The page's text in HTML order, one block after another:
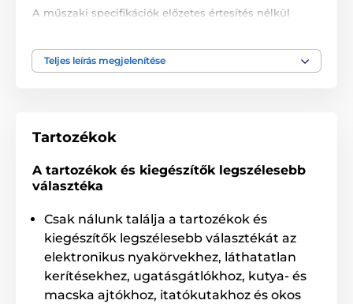
A műszaki specifikációk előzetes értesítés nélkül
Kiegészítők
Teljes leírás megjelenítése
Tartozékok
A tartozékok és kiegészítők legszélesebb
választéka
Csak nálunk találja a tartozékok és
kiegészítők legszélesebb választékát az
elektronikus nyakörvekhez, láthatatlan
kerítésekhez, ugatásgátlókhoz, kutya- és
macska ajtókhoz, itatókutakhoz és okos